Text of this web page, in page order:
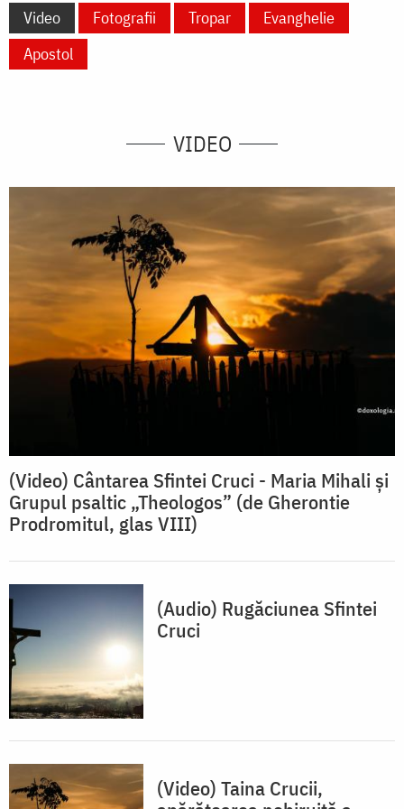
Video Fotografii Tropar
Evanghelie
Apostol
VIDEO
(Video) Cântarea Sfintei Cruci - Maria Mihali și
Grupul psaltic „Theologos” (de Gherontie
Prodromitul, glas VIII)
(Audio) Rugăciunea Sfintei
Cruci
(Video) Taina Crucii,